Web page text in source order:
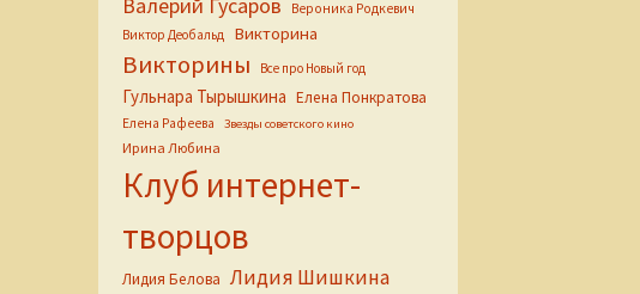
Вероника Родкевич
Виктор Деобальд
Викторина
Викторины Все про Новый год
Гульнара Тырышкина Елена Понкратова
Елена Рафеева Звезды советского кино
Ирина Любина
Клуб интернет-
творцов
Лидия Белова Лидия Шишкина